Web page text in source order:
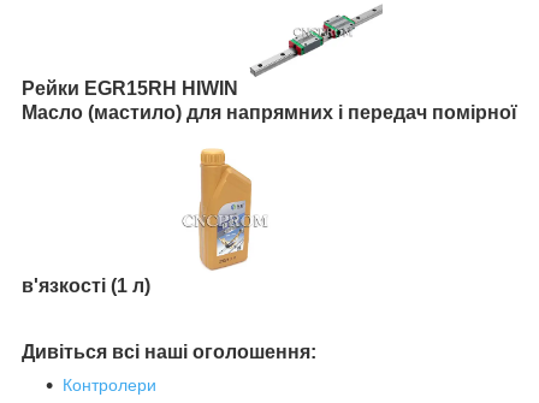
Рейки EGR15RH HIWIN
Масло (мастило) для напрямних і передач помірної
в'язкості (1 л)
Дивіться всі наші оголошення:
Контролери